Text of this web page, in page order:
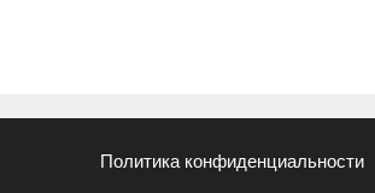
Политика конфиденциальности